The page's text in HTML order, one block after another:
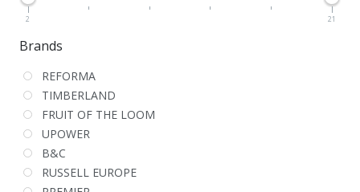
2 21
Brands
REFORMA
TIMBERLAND
FRUIT OF THE LOOM
UPOWER
B&C
RUSSELL EUROPE